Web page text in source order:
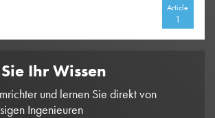
Article
1
Ihr Wissen
und lernen Sie direkt von
Ingenieuren